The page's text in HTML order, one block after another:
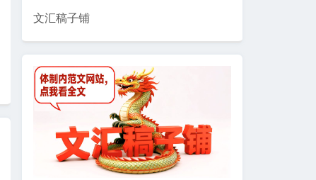
文汇稿子铺